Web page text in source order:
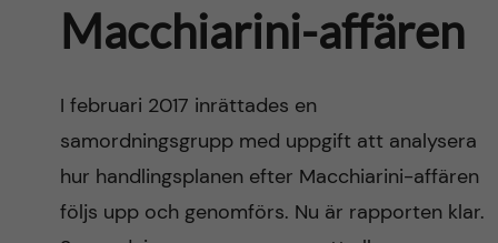
Macchiarini-affären
I februari 2017 inrättades en
samordningsgrupp med uppgift att analysera
hur handlingsplanen efter Macchiarini-affären
följs upp och genomförs. Nu är rapporten klar.